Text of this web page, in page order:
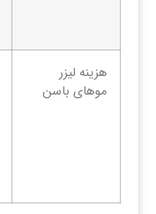
هزینه لیزر
موهای باسن